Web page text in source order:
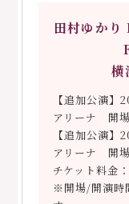
田村ゆか
横
【追加公演
アリーナ 開
【追加公演
アリーナ 開
チケット料金
※開場/開演時